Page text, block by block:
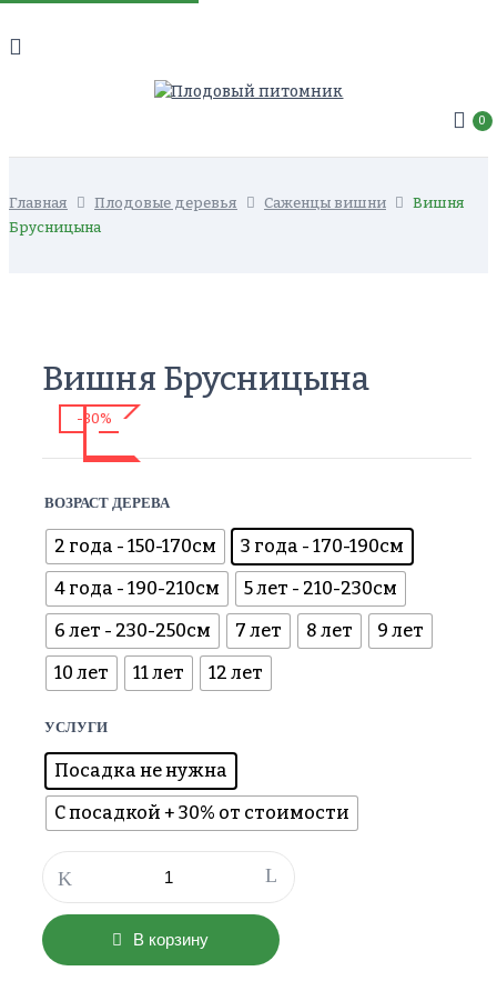
0
Главная Плодовые деревья Саженцы вишни
Вишня
Брусницына
Вишня Брусницына
-30%
ВОЗРАСТ ДЕРЕВА
2 года - 150-170см
3 года - 170-190см
4 года - 190-210см
5 лет - 210-230см
6 лет - 230-250см
7 лет 8 лет
9 лет
10 лет
11 лет 12 лет
УСЛУГИ
Посадка не нужна
С посадкой + 30% от стоимости
товара
Вишня
БрусницынаВ корзину